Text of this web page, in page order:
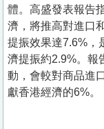
體。高盛發表報告
濟，將推高對進口
提振效果達7.6%，
濟提振約2.9%。報
動，會較對商品進
獻香港經濟的6%。